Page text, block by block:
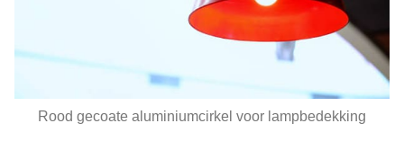
Rood gecoate aluminiumcirkel voor lampbedekking